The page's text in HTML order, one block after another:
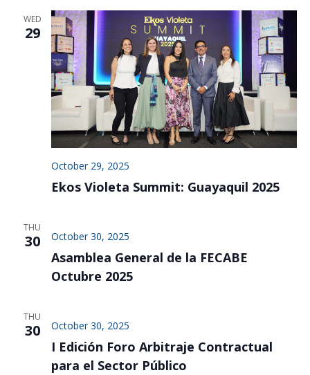
WED
29
October 29, 2025
Ekos Violeta Summit: Guayaquil 2025
THU
30 October 30, 2025
Asamblea General de la FECABE
Octubre 2025
THU
30 October 30, 2025
I Edición Foro Arbitraje Contractual
para el Sector Público